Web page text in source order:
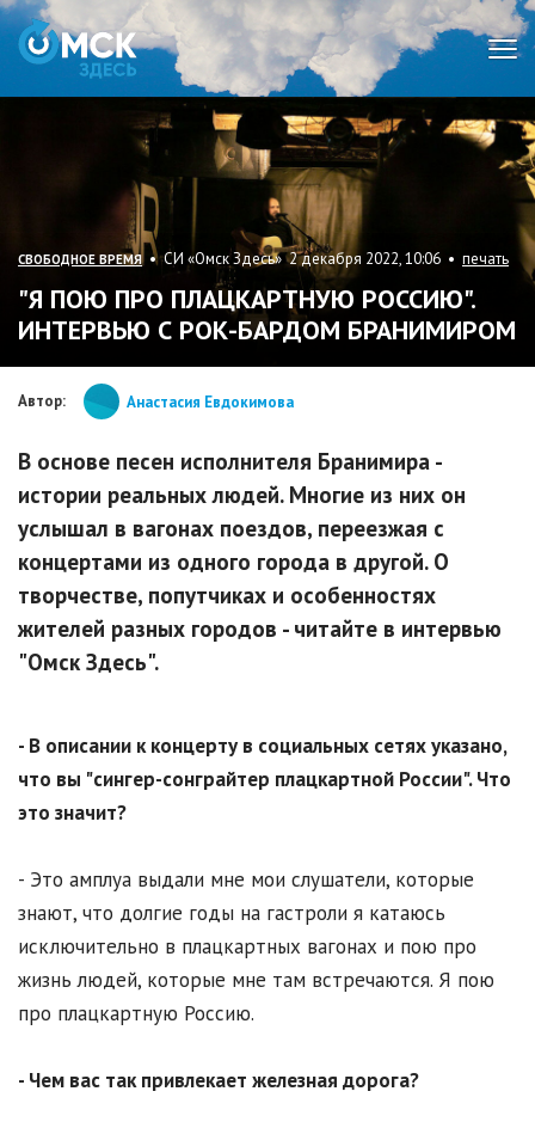
СВОБОДНОЕ ВРЕМЯ• СИ «Омск Здесь» 2 декабря 2022, 10:06 • печать
"Я ПОЮ ПРО ПЛАЦКАРТНУЮ РОССИЮ".
ИНТЕРВЬЮ С РОК-БАРДОМ БРАНИМИРОМ
Автор: Анастасия Евдокимова
В основе песен исполнителя Бранимира -
истории реальных людей. Многие из них он
услышал в вагонах поездов, переезжая с
концертами из одного города в другой. О
творчестве, попутчиках и особенностях
жителей разных городов - читайте в интервью
"Омск Здесь".
- В описании к концерту в социальных сетях указано,
что вы "сингер-сонграйтер плацкартной России". Что
это значит?
- Это амплуа выдали мне мои слушатели, которые
знают, что долгие годы на гастроли я катаюсь
исключительно в плацкартных вагонах и пою про
жизнь людей, которые мне там встречаются. Я пою
про плацкартную Россию.
- Чем вас так привлекает железная дорога?